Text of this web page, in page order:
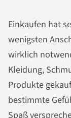
Einkaufen hat
wenigsten
wirklich
Kleidung,
Produkte
bestimmte
Spaß